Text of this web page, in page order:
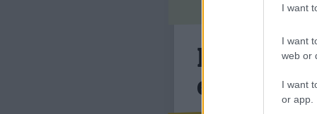
I want
I want
web or
I want
or app.
Nem volt
elindul